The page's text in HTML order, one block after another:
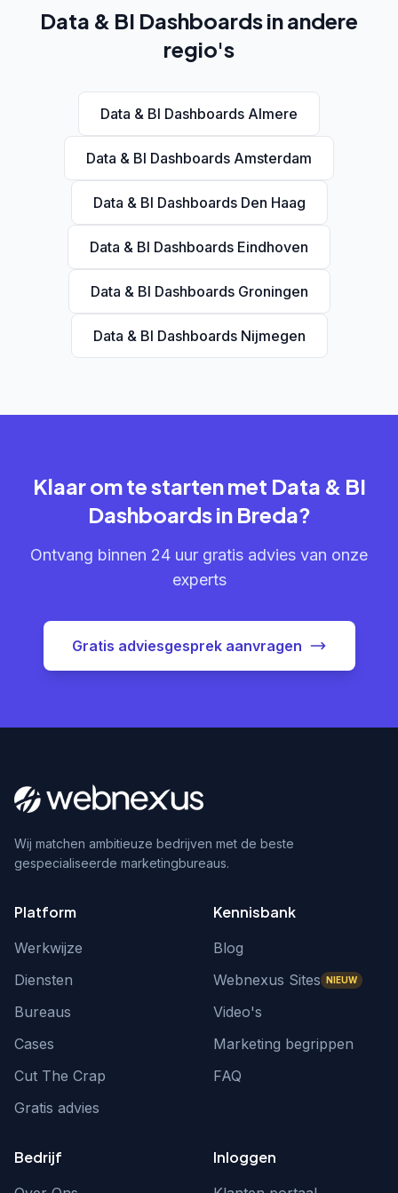
Data & BI Dashboards in andere
regio's
Data & BI Dashboards Almere
Data & BI Dashboards Amsterdam
Data & BI Dashboards Den Haag
Data & BI Dashboards Eindhoven
Data & BI Dashboards Groningen
Data & BI Dashboards Nijmegen
Klaar om te starten met Data & BI
Dashboards in Breda?
Ontvang binnen 24 uur gratis advies van onze
experts
Gratis adviesgesprek aanvragen
Wij matchen ambitieuze bedrijven met de beste
gespecialiseerde marketingbureaus.
Platform
Werkwijze
Diensten
Bureaus
Cases
Cut The Crap
Gratis advies
Kennisbank
Blog
Webnexus Sites NIEUW
Video's
Marketing begrippen
FAQ
Bedrijf Inloggen